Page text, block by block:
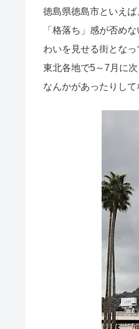
徳島県徳島市といえ
「格落ち」感が否め
わいを見せる街とな
東北各地で5～7月に
なんかがあったりして